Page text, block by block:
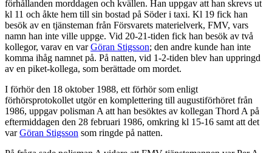
förhållanden morddagen och kvällen. Han uppgav att han skrevs ut
kl 11 och åkte hem till sin bostad på Söder i taxi. Kl 19 fick han
besök av en tjänsteman från Försvarets materielverk, FMV, vars
namn han inte ville uppge. Vid 20-21-tiden fick han besök av två
kollegor, varav en varGöran Stigsson; den andre kunde han inte
komma ihåg namnet på. På natten, vid 1-2-tiden blev han uppringd
av en piket-kollega, som berättade om mordet.
I förhör den 18 oktober 1988, ett förhör som enligt
förhörsprotokollet utgör en komplettering till augustiförhöret från
1986, uppgav polisman A att han besöktes av kollegan Thord A på
eftermiddagen den 28 februari 1986, omkring kl 15-16 samt att det
varGöran Stigsson som ringde på natten.